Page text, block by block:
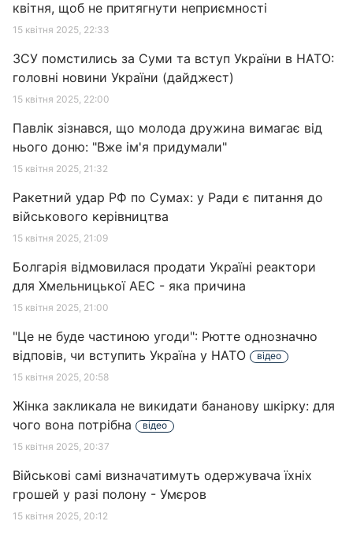
квітня, щоб не притягнути неприємності
15 квітня 2025, 22:33
ЗСУ помстились за Суми та вступ України в НАТО:
головні новини України (дайджест)
15 квітня 2025, 22:00
Павлік зізнався, що молода дружина вимагає від
нього доню: "Вже ім'я придумали"
15 квітня 2025, 21:32
Ракетний удар РФ по Сумах: у Ради є питання до
військового керівництва
15 квітня 2025, 21:09
Болгарія відмовилася продати Україні реактори
для Хмельницької АЕС - яка причина
15 квітня 2025, 21:00
"Це не буде частиною угоди": Рютте однозначно
відповів, чи вступить Україна у НАТО
відео
15 квітня 2025, 20:58
Жінка закликала не викидати бананову шкірку: для
чого вона потрібна
відео
15 квітня 2025, 20:37
Військові самі визначатимуть одержувача їхніх
грошей у разі полону - Умєров
15 квітня 2025, 20:12